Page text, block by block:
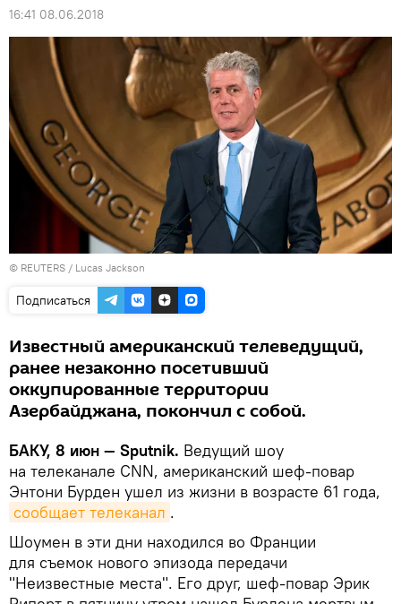
16:41 08.06.2018
© REUTERS / Lucas Jackson
Подписаться
Известный американский телеведущий,
ранее незаконно посетивший
оккупированные территории
Азербайджана, покончил с собой.
БАКУ, 8 июн — Sputnik. Ведущий шоу
на телеканале CNN, американский шеф-повар
Энтони Бурден ушел из жизни в возрасте 61 года,
сообщает телеканал .
Шоумен в эти дни находился во Франции
для съемок нового эпизода передачи
"Неизвестные места". Его друг, шеф-повар Эрик